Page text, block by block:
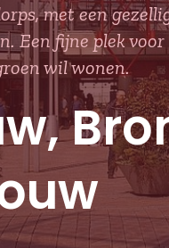
met een
Een fijne plek
wil wonen.